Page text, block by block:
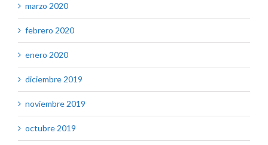
marzo 2020
febrero 2020
enero 2020
diciembre 2019
noviembre 2019
octubre 2019